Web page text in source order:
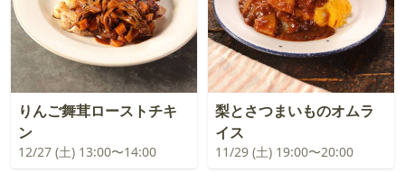
りんご舞茸ローストチキ
ン
12/27 (土) 13:00〜14:00
梨とさつまいものオムラ
イス
11/29 (土) 19:00〜20:00